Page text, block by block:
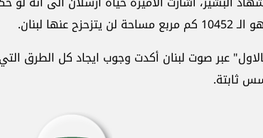
عنها لبنان.
عبر صوت لبنان أكدت وجوب ايجاد كل الطرق
ثابتة.